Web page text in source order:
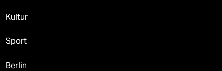
Kultur
Sport
Berlin